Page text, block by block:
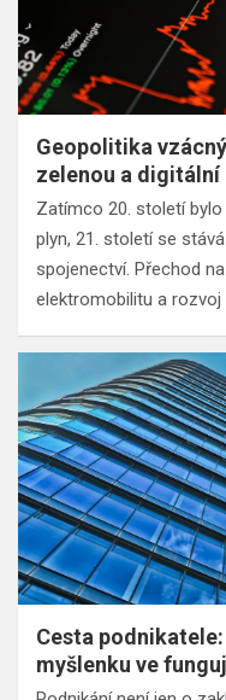
Geopolitika
zelenou a digitální
Zatímco 20. století
plyn, 21. století se
spojenectví. Přechod
elektromobilitu a rozvoj
Cesta
myšlenku ve